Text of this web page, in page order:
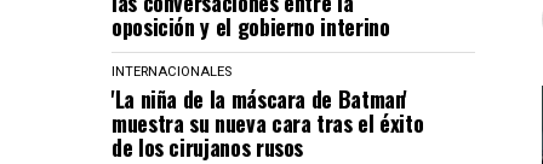
oposición y el gobierno interino
INTERNACIONALES
'La niña de la máscara de Batman'
muestra su nueva cara tras el éxito
de los cirujanos rusos